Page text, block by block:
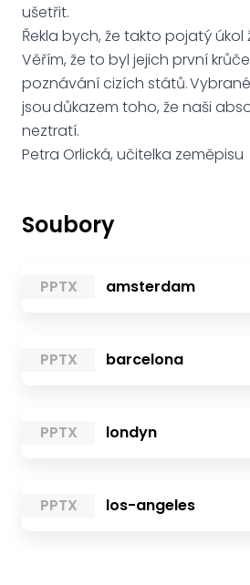
ušetřit.
Řekla bych, že takto pojatý úkol
Věřím, že to byl jejich první
poznávání cizích států.
jsou důkazem toho, že naši
neztratí.
Petra Orlická, učitelka zeměpisu
Soubory
PPTX amsterdam
PPTX barcelona
PPTX londyn
PPTX los-angeles